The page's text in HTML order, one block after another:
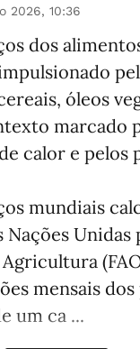
2026, 10:36
dos
óleos
marcado
calor e pelos
mundiais
Nações Unidas
mensais
um ca ...